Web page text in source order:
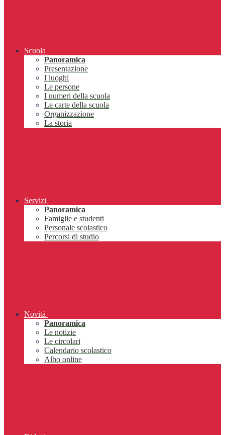
Scuola
Panoramica
Presentazione
I luoghi
Le persone
I numeri della scuola
Le carte della scuola
Organizzazione
La storia
Servizi
Panoramica
Famiglie e studenti
Personale scolastico
Percorsi di studio
Novità
Panoramica
Le notizie
Le circolari
Calendario scolastico
Albo online